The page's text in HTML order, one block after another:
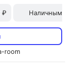
₽ Наличными
room